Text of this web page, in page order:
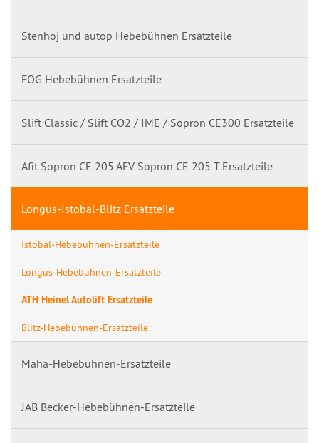
Stenhoj und autop Hebebühnen Ersatzteile
FOG Hebebühnen Ersatzteile
Slift Classic / Slift CO2 / IME / Sopron CE300 Ersatzteile
Afit Sopron CE 205 AFV Sopron CE 205 T Ersatzteile
Longus-Istobal-Blitz Ersatzteile
Istobal-Hebebühnen-Ersatzteile
Longus-Hebebühnen-Ersatzteile
ATH Heinel Autolift Ersatzteile
Blitz-Hebebühnen-Ersatzteile
Maha-Hebebühnen-Ersatzteile
JAB Becker-Hebebühnen-Ersatzteile